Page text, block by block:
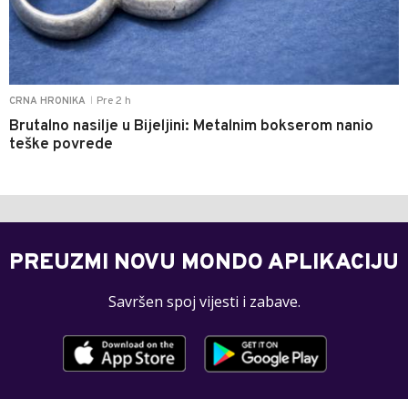
CRNA HRONIKA Pre 2 h
Brutalno nasilje u Bijeljini: Metalnim bokserom nanio
teške povrede
PREUZMI NOVU MONDO APLIKACIJU
Savršen spoj vijesti i zabave.